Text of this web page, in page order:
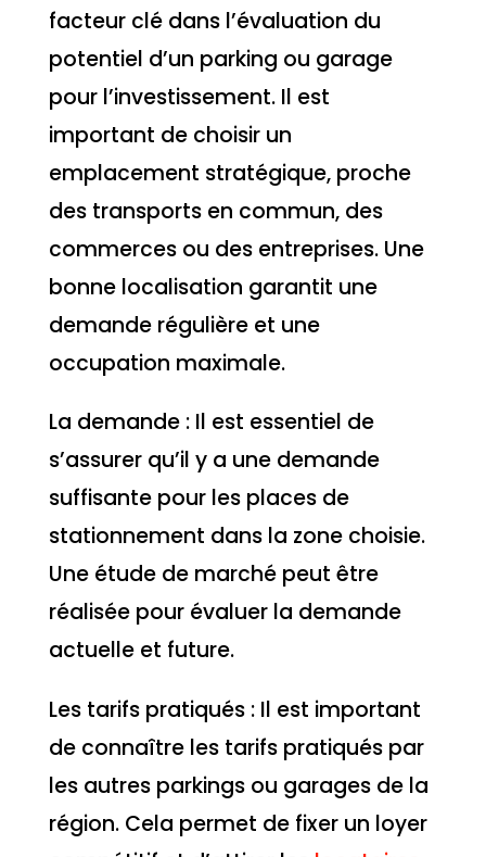
facteur clé dans l’évaluation du
potentiel d’un parking ou garage
pour l’investissement. Il est
important de choisir un
emplacement stratégique, proche
des transports en commun, des
commerces ou des entreprises. Une
bonne localisation garantit une
demande régulière et une
occupation maximale.
La demande : Il est essentiel de
s’assurer qu’il y a une demande
suffisante pour les places de
stationnement dans la zone choisie.
Une étude de marché peut être
réalisée pour évaluer la demande
actuelle et future.
Les tarifs pratiqués : Il est important
de connaître les tarifs pratiqués par
les autres parkings ou garages de la
région. Cela permet de fixer un loyer